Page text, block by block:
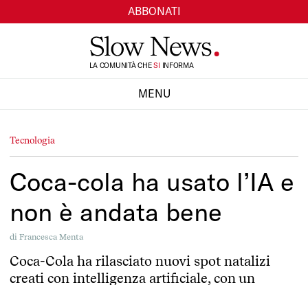
ABBONATI
LA COMUNITÀ CHE
TI
SI INFORMA
MENU
Tecnologia
Coca-cola ha usato l’IA e
non è andata bene
di Francesca Menta
Coca-Cola ha rilasciato nuovi spot natalizi
creati con intelligenza artificiale, con un